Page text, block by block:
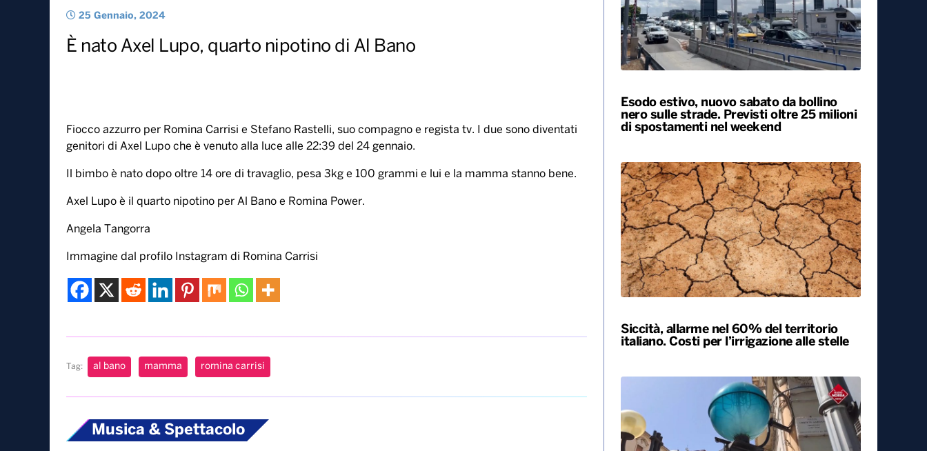
25 Gennaio, 2024
È nato Axel Lupo, quarto nipotino di Al Bano
Fiocco azzurro per Romina Carrisi e Stefano Rastelli, suo compagno e regista tv. I due sono diventati
genitori di Axel Lupo che è venuto alla luce alle 22:39 del 24 gennaio.
Il bimbo è nato dopo oltre 14 ore di travaglio, pesa 3kg e 100 grammi e lui e la mamma stanno bene.
Axel Lupo è il quarto nipotino per Al Bano e Romina Power.
Angela Tangorra
Immagine dal profilo Instagram di Romina Carrisi
Tag: al bano mamma romina carrisi
Musica & Spettacolo
Esodo estivo, nuovo sabato da bollino
nero sulle strade. Previsti oltre 25 milioni
di spostamenti nel weekend
Siccità, allarme nel 60% del territorio
italiano. Costi per l’irrigazione alle stelle